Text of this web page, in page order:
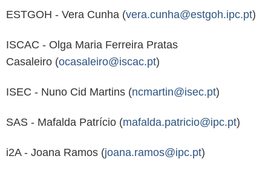
ESTGOH - Vera Cunha (vera.cunha@estgoh.ipc.pt)
ISCAC - Olga Maria Ferreira Pratas
Casaleiro (ocasaleiro@iscac.pt)
ISEC - Nuno Cid Martins (ncmartin@isec.pt)
SAS - Mafalda Patrício (mafalda.patricio@ipc.pt)
i2A - Joana Ramos (joana.ramos@ipc.pt)